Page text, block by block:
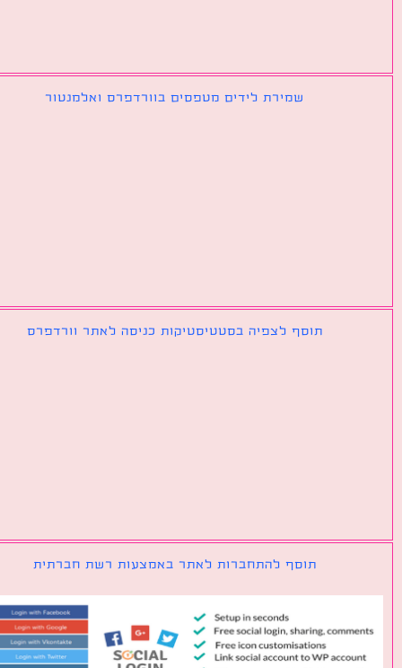
שמירת לידים מטפסים בוורדפרס ואלמנטור
תוסף לצפיה בסטטיסטיקות כניסה לאתר וורדפרס
תוסף להתחברות לאתר באמצעות רשת חברתית